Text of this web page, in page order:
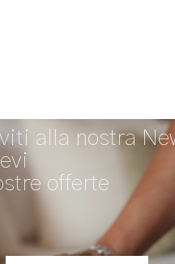
alla nostra
offerte